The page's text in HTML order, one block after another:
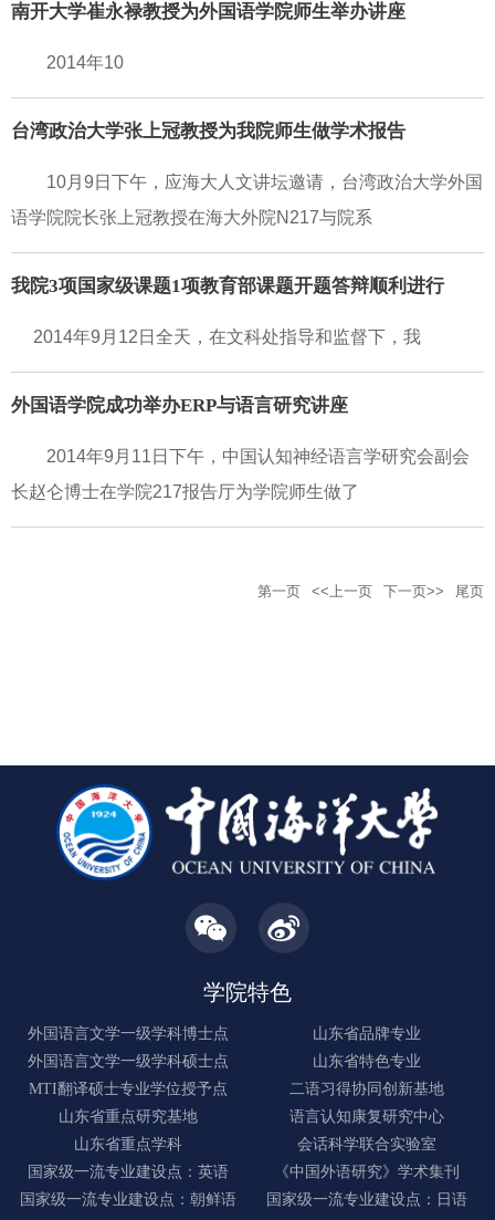
南开大学崔永禄教授为外国语学院师生举办讲座
2014年10
台湾政治大学张上冠教授为我院师生做学术报告
10月9日下午，应海大人文讲坛邀请，台湾政治大学外国
语学院院长张上冠教授在海大外院N217与院系
我院3项国家级课题1项教育部课题开题答辩顺利进行
2014年9月12日全天，在文科处指导和监督下，我
外国语学院成功举办ERP与语言研究讲座
2014年9月11日下午，中国认知神经语言学研究会副会
长赵仑博士在学院217报告厅为学院师生做了
第一页 <<上一页 下一页>> 尾页
学院特色
外国语言文学一级学科博士点
山东省品牌专业
外国语言文学一级学科硕士点
山东省特色专业
MTI翻译硕士专业学位授予点
二语习得协同创新基地
山东省重点研究基地
语言认知康复研究中心
山东省重点学科
会话科学联合实验室
国家级一流专业建设点：英语
《中国外语研究》学术集刊
国家级一流专业建设点：朝鲜语
国家级一流专业建设点：日语